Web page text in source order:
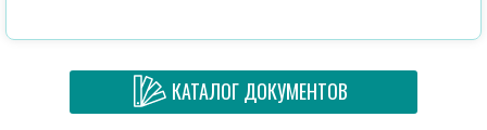
КАТАЛОГ ДОКУМЕНТОВ